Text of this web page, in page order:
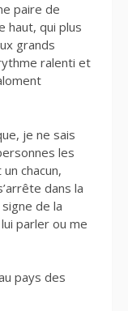
paire de
haut, qui plus
grands
ralenti et
je ne sais
les
chacun,
dans la
de la
parler ou me
pays des